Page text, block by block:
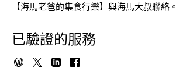
【海馬老爸的集食行樂】與海馬大叔聯絡。
已驗證的服務